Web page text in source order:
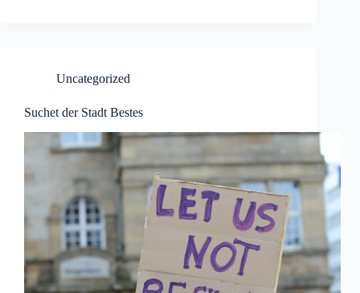
Uncategorized
Suchet der Stadt Bestes